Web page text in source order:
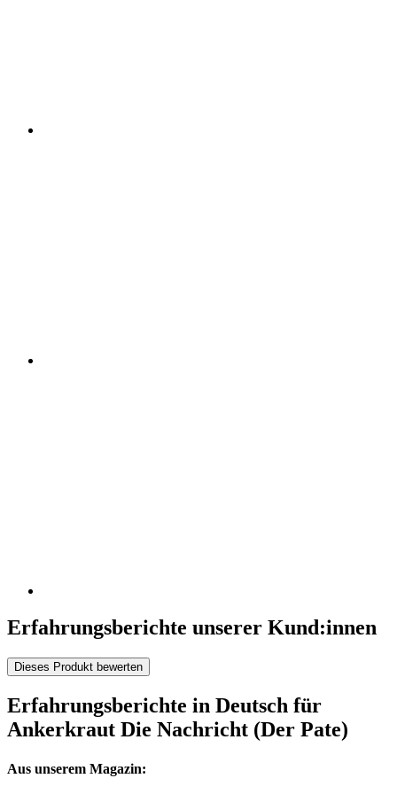
Erfahrungsberichte unserer Kund:innen
Dieses Produkt bewerten
Erfahrungsberichte in Deutsch für
Ankerkraut Die Nachricht (Der Pate)
Aus unserem Magazin: